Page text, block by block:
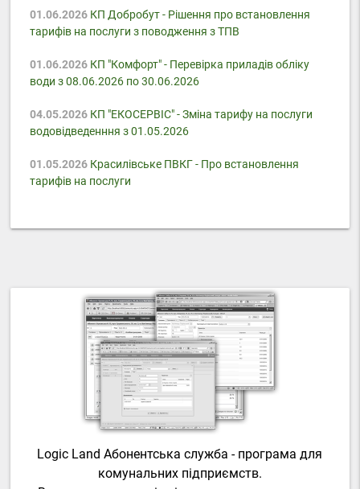
01.06.2026КП Добробут - Pішення про встановлення
тарифів на послуги з поводження з ТПВ
01.06.2026КП "Комфорт" - Перевірка приладів обліку
води з 08.06.2026 по 30.06.2026
04.05.2026КП "ЕКОСЕРВІС" - Зміна тарифу на послуги
водовідведенння з 01.05.2026
01.05.2026Красилівське ПВКГ - Про встановлення
тарифів на послуги
Logic Land Абонентська служба - програма для
комунальних підприємств.